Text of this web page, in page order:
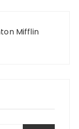
Mifflin